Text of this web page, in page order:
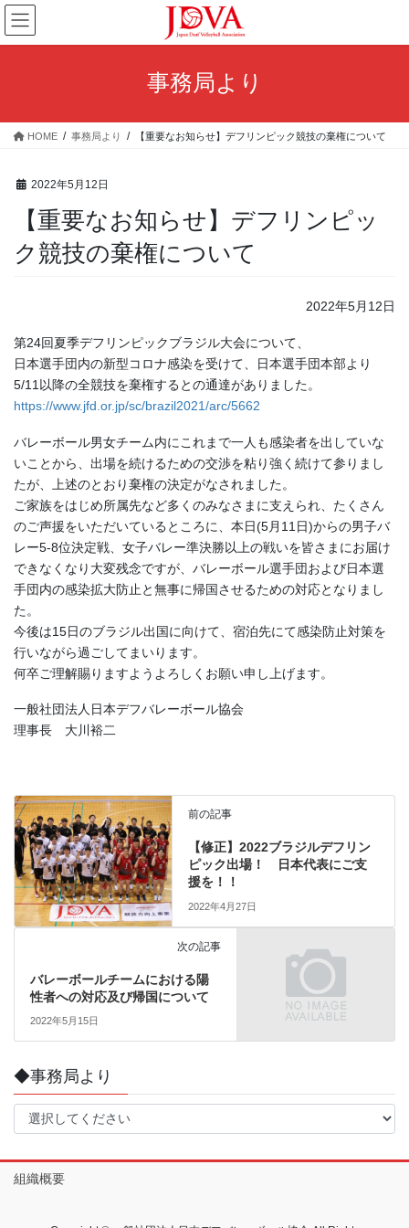
コ
ン
テ
ス
ナ
ビ
ゲ
ン
事務局より
HOME 事務局より 【重要なお知らせ】デフリンピック競技の棄権について
2022年5月12日
【重要なお知らせ】デフリンピッ
ク競技の棄権について
2022年5月12日
第24回夏季デフリンピックブラジル大会について、
日本選手団内の新型コロナ感染を受けて、日本選手団本部より
5/11以降の全競技を棄権するとの通達がありました。
https://www.jfd.or.jp/sc/brazil2021/arc/5662
バレーボール男女チーム内にこれまで一人も感染者を出していな
いことから、出場を続けるための交渉を粘り強く続けて参りまし
たが、上述のとおり棄権の決定がなされました。
ご家族をはじめ所属先など多くのみなさまに支えられ、たくさん
のご声援をいただいているところに、本日(5月11日)からの男子バ
レー5-8位決定戦、女子バレー準決勝以上の戦いを皆さまにお届け
できなくなり大変残念ですが、バレーボール選手団および日本選
手団内の感染拡大防止と無事に帰国させるための対応となりまし
た。
今後は15日のブラジル出国に向けて、宿泊先にて感染防止対策を
行いながら過ごしてまいります。
何卒ご理解賜りますようよろしくお願い申し上げます。
一般社団法人日本デフバレーボール協会
理事長 大川裕二
前の記事
【修正】2022ブラジルデフリン
ピック出場！ 日本代表にご支
援を！！
2022年4月27日
次の記事
バレーボールチームにおける陽
性者への対応及び帰国について
2022年5月15日
◆事務局より
組織概要